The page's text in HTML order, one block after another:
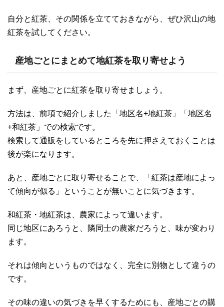
自分と紅茶、その関係を立てておきながら、ぜひ沢山の地
紅茶を試してください。
産地ごとにまとめて地紅茶を取り寄せよう
まず、産地ごとに紅茶を取り寄せましょう。
方法は、前項で紹介しました「地区名+地紅茶」「地区名
+和紅茶」での検索です。
検索して通販をしているところを先に押さえておくことは
後が楽になります。
あと、産地ごとに取り寄せることで、「紅茶は産地によっ
て傾向が似る」ということが無いことに気づきます。
和紅茶・地紅茶は、農家によって違います。
同じ地区にあろうと、隣同士の農家だろうと、味が変わり
ます。
それは傾向というものではなく、完全に別物として違うの
です。
その味の違いの気づきを早くするためにも、産地ごとの購